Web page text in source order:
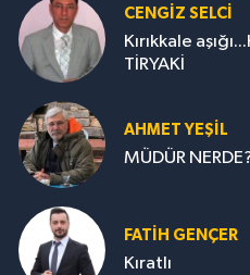
CENGİZ SELCİ
Kırıkkale
TİRYAKİ
AHMET YEŞİL
MÜDÜR
FATIH GENÇER
Kıratlı